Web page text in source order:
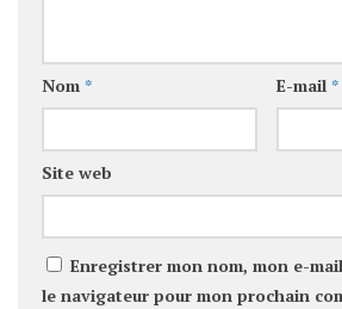
Nom * E-mail *
Site web
Enregistrer mon nom, mon e-
le navigateur pour mon prochain